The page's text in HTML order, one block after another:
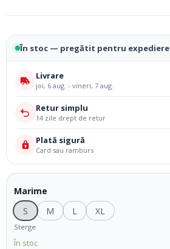
În stoc — pregătit pentru expediere
Livrare
joi, 6 aug. - vineri, 7 aug.
Retur simplu
14 zile drept de retur
Plată sigură
Card sau ramburs
Marime
S
M L XL
Sterge
În stoc